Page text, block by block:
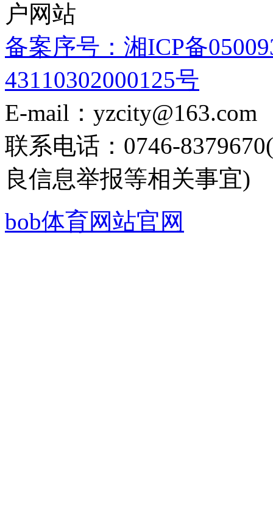
户网站
备案序号：湘ICP备
43110302000125号
E-mail：yzcity@163.com
联系电话：0746-
良信息举报等相关事宜)
bob体育网站官网